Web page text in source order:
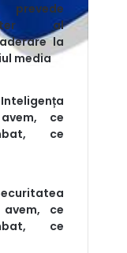
prevede
al
la
media
ce
ce
ce
ce